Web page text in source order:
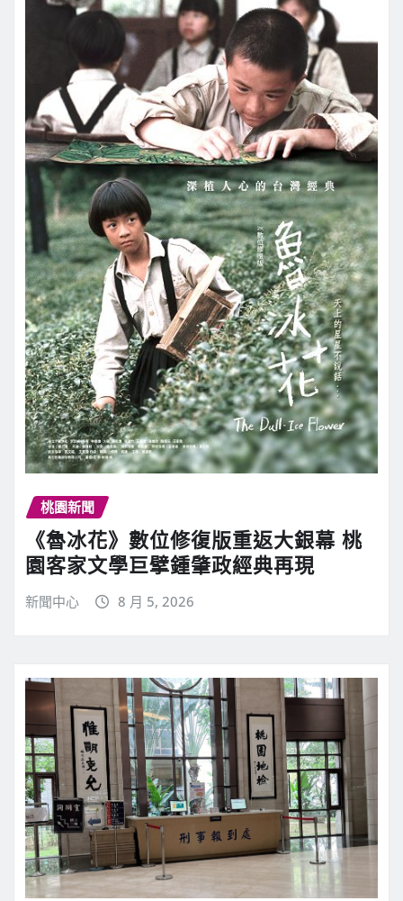
桃園新聞
《魯冰花》數位修復版重返大銀幕 桃
園客家文學巨擘鍾肇政經典再現
新聞中心 8 月 5, 2026